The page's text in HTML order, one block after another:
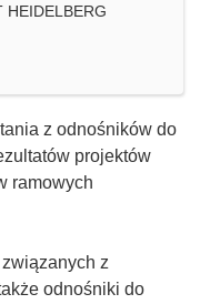
HEIDELBERG
z odnośników do
projektów
ramowych
z
odnośniki do